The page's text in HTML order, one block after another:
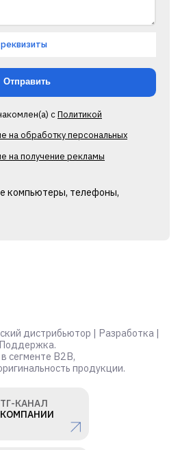
сПолитикой
на обработку персональных
на получение рекламы
компьютеры, телефоны,
дистрибьютор | Разработка |
сегменте B2B,
продукции.
ТГ-КАНАЛ
КОМПАНИИ